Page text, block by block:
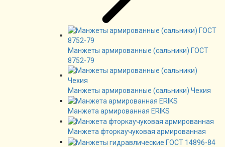
Манжеты армированные (сальники) ГОСТ
8752-79
Манжеты армированные (сальники) Чехия
Манжета армированная ERIKS
Манжета фторкаучуковая армированная